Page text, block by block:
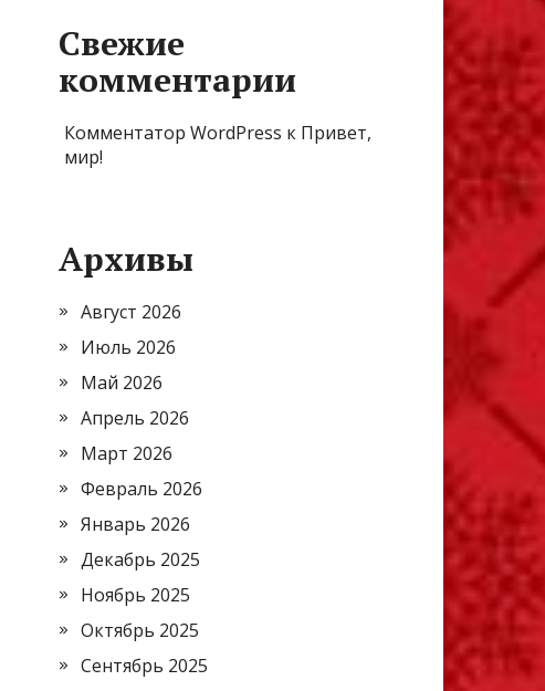
Свежие
комментарии
Комментатор WordPress к Привет,
мир!
Архивы
Август 2026
Июль 2026
Май 2026
Апрель 2026
Март 2026
Февраль 2026
Январь 2026
Декабрь 2025
Ноябрь 2025
Октябрь 2025
Сентябрь 2025